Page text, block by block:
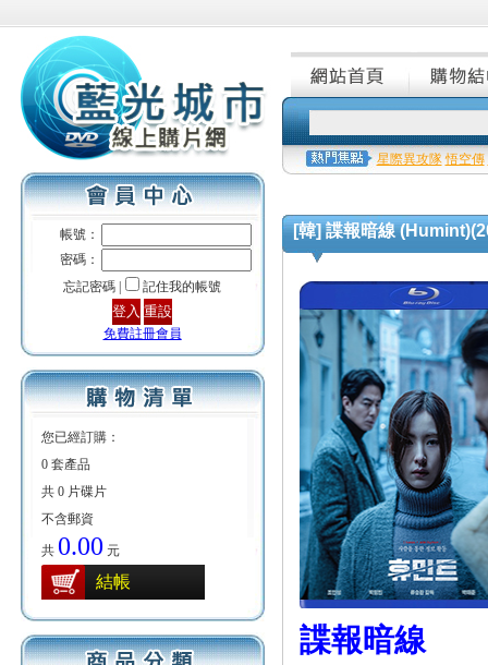
帳號：
密碼：
忘記密碼 |
記住我的帳號
免費註冊會員
您已經訂購：
0 套產品
共 0 片碟片
不含郵資
共 0.00 元
結帳
星際異攻隊 悟空傳
[韓] 諜報暗線
諜報暗線